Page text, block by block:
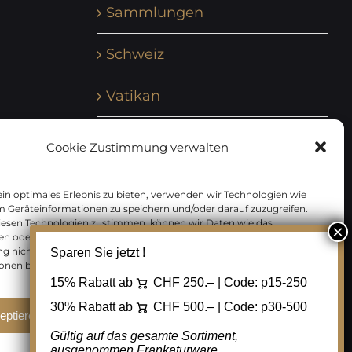
Cookie Zustimmung verwalten
optimales Erlebnis zu bieten, verwenden wir Technologien wie
Geräteinformationen zu speichern und/oder darauf zuzugreifen.
Technologien zustimmen, können wir Daten wie das
oder eindeutige IDs auf dieser Website verarbeiten. Wenn Sie Ihre
nicht erteilen oder zurückziehen, können bestimmte Merkmale
beeinträchtigt werden.
Ablehnen Cookie Einstellungen
Sammlungen
Schweiz
Vatikan
Zensurbelege Österreich
Zensurbelege Schweiz
Sparen Sie jetzt !
15% Rabatt ab CHF 250.– | Code: p15-250
30% Rabatt ab
CHF 500.– | Code: p30-500
Gültig auf das gesamte Sortiment,